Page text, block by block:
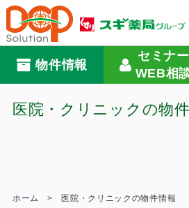
物件情報
セミナー
WEB相
医院・クリニックの物
ホーム 医院・クリニックの物件情報